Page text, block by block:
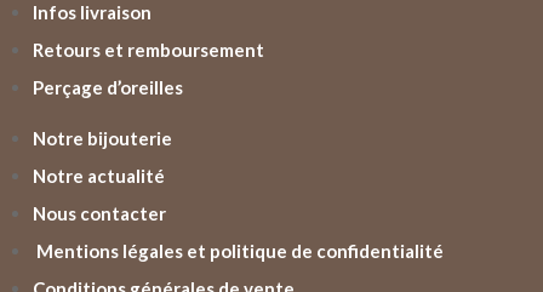
Infos livraison
Retours et remboursement
Perçage d’oreilles
Notre bijouterie
Notre actualité
Nous contacter
Mentions légales et politique de confidentialité